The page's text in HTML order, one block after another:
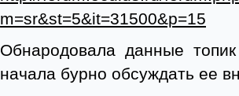
m=sr&st=5&it=31500&p=15
Обнародовала данные
начала бурно обсуждать ее